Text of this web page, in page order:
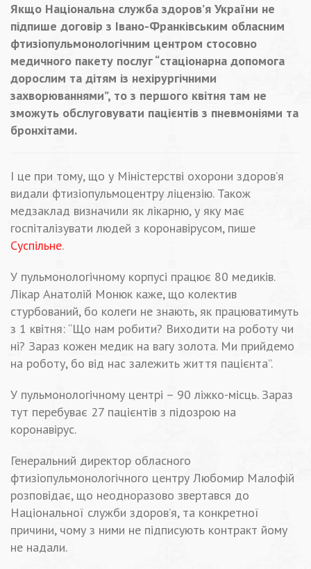
Якщо Національна служба здоров’я України не
підпише договір з Івано-Франківським обласним
фтизіопульмонологічним центром стосовно
медичного пакету послуг “стаціонарна допомога
дорослим та дітям із нехірургічними
захворюваннями”, то з першого квітня там не
зможуть обслуговувати пацієнтів з пневмоніями та
бронхітами.
І це при тому, що у Міністерстві охорони здоров’я
видали фтизіопульмоцентру ліцензію. Також
медзаклад визначили як лікарню, у яку має
госпіталізувати людей з коронавірусом, пише
Суспільне.
У пульмонологічному корпусі працює 80 медиків.
Лікар Анатолій Монюк каже, що колектив
стурбований, бо колеги не знають, як працюватимуть
з 1 квітня: “Що нам робити? Виходити на роботу чи
ні? Зараз кожен медик на вагу золота. Ми прийдемо
на роботу, бо від нас залежить життя пацієнта”.
У пульмонологічному центрі – 90 ліжко-місць. Зараз
тут перебуває 27 пацієнтів з підозрою на
коронавірус.
Генеральний директор обласного
фтизіопульмонологічного центру Любомир Малофій
розповідає, що неодноразово звертався до
Національної служби здоров’я, та конкретної
причини, чому з ними не підписують контракт йому
не надали.